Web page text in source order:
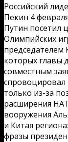
Российский
Пекин 4
Путин посетил
Олимпийских
которых главы
совместным
только из-за
расширения
вооружения
и Китая
фразы